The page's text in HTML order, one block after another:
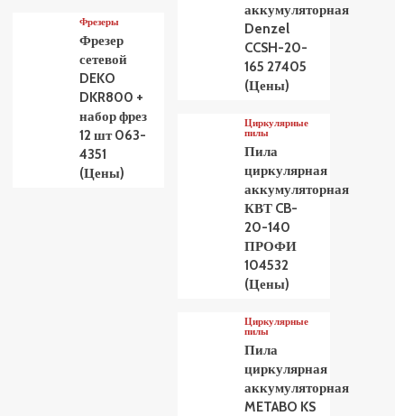
Фрезеры
Фрезер
сетевой
DEKO
DKR800 +
набор фрез
12 шт 063-
4351
(Цены)
аккумуляторная
Denzel
CCSH-20-
165 27405
(Цены)
Циркулярные
пилы
Пила
циркулярная
аккумуляторная
КВТ CB-
20-140
ПРОФИ
104532
(Цены)
Циркулярные
пилы
Пила
циркулярная
аккумуляторная
METABO KS